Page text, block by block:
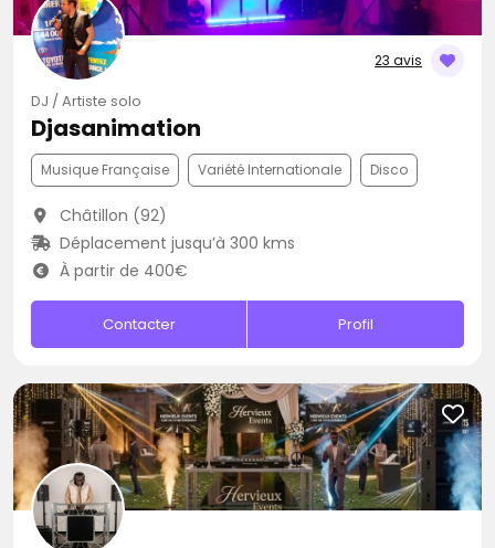
23 avis
DJ / Artiste solo
Djasanimation
Musique Française Variété Internationale Disco
Châtillon (92)
Déplacement jusqu’à 300 kms
À partir de 400€
Contacter Profil